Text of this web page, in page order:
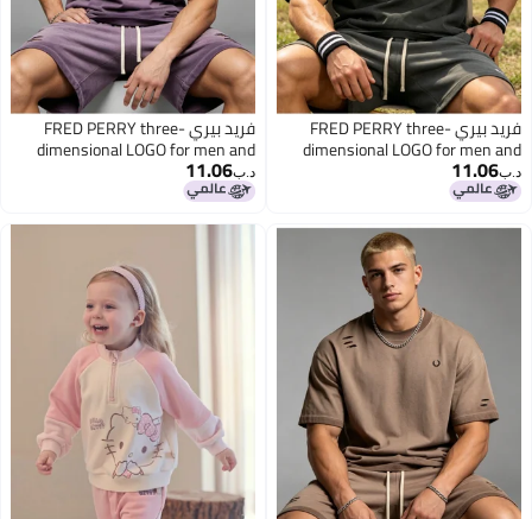
8
فريد بيري FRED PERRY three-
dimensional LOGO for men and
women is vintage washed to make
an old casual suit, with loose
shorts.
د.ب‏11.06
8
فريد بيري FRED PERRY three-
dimensional LOGO for men and
women is a retro wash for old
leisure, with loose short-sleeved
د.ب‏11.06